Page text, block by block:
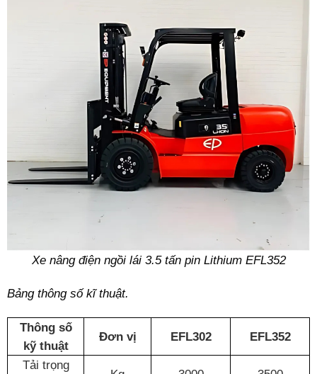
Xe nâng điện ngồi lái 3.5 tấn pin Lithium EFL352
Bảng thông số kĩ thuật.
Thông số
kỹ thuật
Đơn vị EFL302
EFL352
Tải trọng